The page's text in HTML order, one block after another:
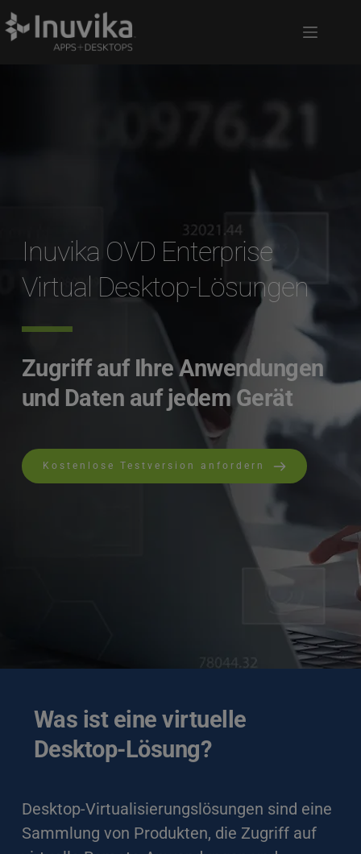
Inuvika OVD Enterprise
Virtual Desktop-Lösungen
Zugriff auf Ihre Anwendungen
und Daten auf jedem Gerät
Kostenlose Testversion anfordern
Was ist eine virtuelle
Desktop-Lösung?
Desktop-Virtualisierungslösungen sind eine
Sammlung von Produkten, die Zugriff auf